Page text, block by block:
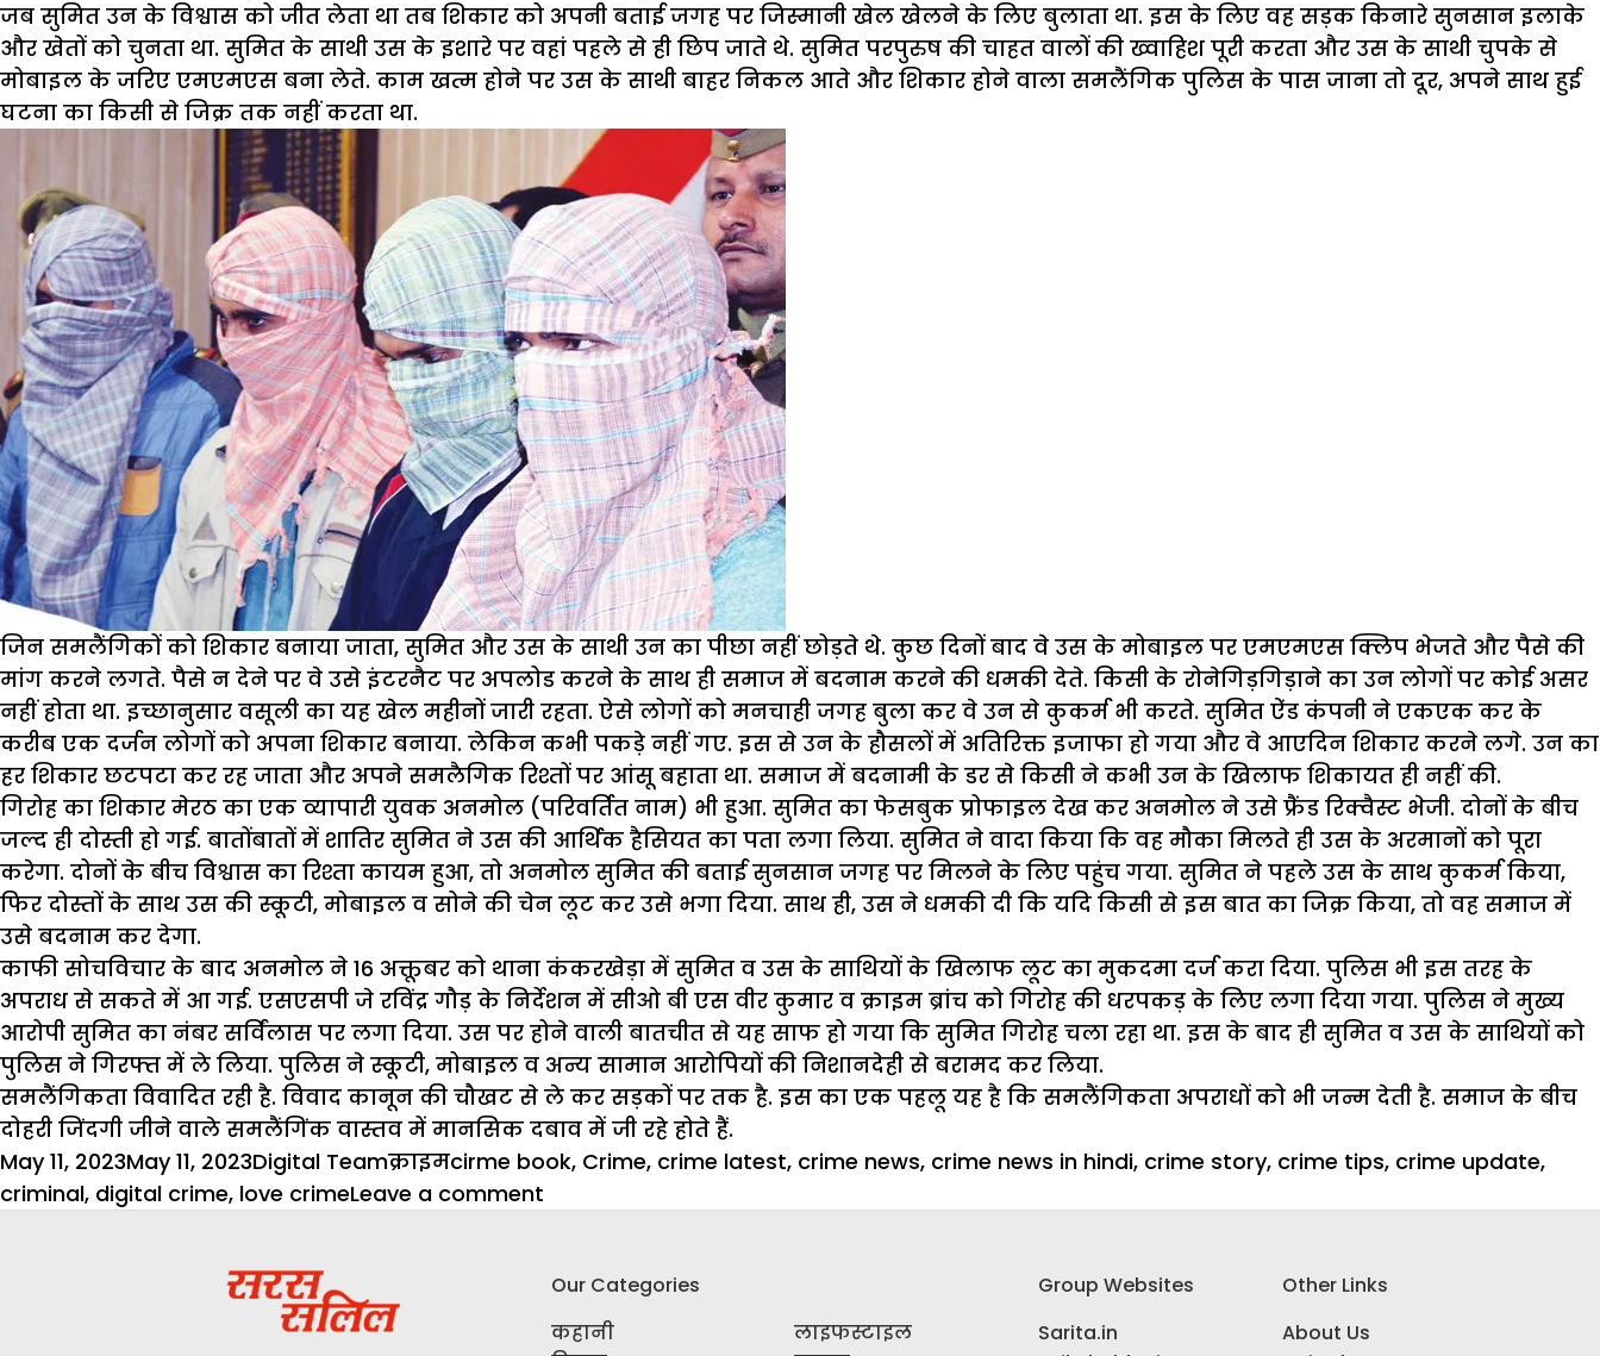
जब सुमित उन के विश्वास को जीत लेता था तब शिकार को अपनी बताई जगह पर जिस्मानी खेल खेलने के लिए बुलाता था. इस के लिए वह सड़क किनारे सुनसान इलाके
और खेतों को चुनता था. सुमित के साथी उस के इशारे पर वहां पहले से ही छिप जाते थे. सुमित परपुरुष की चाहत वालों की ख्वाहिश पूरी करता और उस के साथी चुपके से
मोबाइल के जरिए एमएमएस बना लेते. काम खत्म होने पर उस के साथी बाहर निकल आते और शिकार होने वाला समलैंगिक पुलिस के पास जाना तो दूर, अपने साथ हुई
घटना का किसी से जिक्र तक नहीं करता था.
जिन समलैंगिकों को शिकार बनाया जाता, सुमित और उस के साथी उन का पीछा नहीं छोड़ते थे. कुछ दिनों बाद वे उस के मोबाइल पर एमएमएस क्लिप भेजते और पैसे की
मांग करने लगते. पैसे न देने पर वे उसे इंटरनैट पर अपलोड करने के साथ ही समाज में बदनाम करने की धमकी देते. किसी के रोनेगिड़गिड़ाने का उन लोगों पर कोई असर
नहीं होता था. इच्छानुसार वसूली का यह खेल महीनों जारी रहता. ऐसे लोगों को मनचाही जगह बुला कर वे उन से कुकर्म भी करते. सुमित ऐंड कंपनी ने एकएक कर के
करीब एक दर्जन लोगों को अपना शिकार बनाया. लेकिन कभी पकड़े नहीं गए. इस से उन के हौसलों में अतिरिक्त इजाफा हो गया और वे आएदिन शिकार करने लगे. उन का
हर शिकार छटपटा कर रह जाता और अपने समलैगिक रिश्तों पर आंसू बहाता था. समाज में बदनामी के डर से किसी ने कभी उन के खिलाफ शिकायत ही नहीं की.
गिरोह का शिकार मेरठ का एक व्यापारी युवक अनमोल (परिवर्तित नाम) भी हुआ. सुमित का फेसबुक प्रोफाइल देख कर अनमोल ने उसे फ्रैंड रिक्वैस्ट भेजी. दोनों के बीच
जल्द ही दोस्ती हो गई. बातोंबातों में शातिर सुमित ने उस की आर्थिक हैसियत का पता लगा लिया. सुमित ने वादा किया कि वह मौका मिलते ही उस के अरमानों को पूरा
करेगा. दोनों के बीच विश्वास का रिश्ता कायम हुआ, तो अनमोल सुमित की बताई सुनसान जगह पर मिलने के लिए पहुंच गया. सुमित ने पहले उस के साथ कुकर्म किया,
फिर दोस्तों के साथ उस की स्कूटी, मोबाइल व सोने की चेन लूट कर उसे भगा दिया. साथ ही, उस ने धमकी दी कि यदि किसी से इस बात का जिक्र किया, तो वह समाज में
उसे बदनाम कर देगा.
काफी सोचविचार के बाद अनमोल ने 16 अक्तूबर को थाना कंकरखेड़ा में सुमित व उस के साथियों के खिलाफ लूट का मुकदमा दर्ज करा दिया. पुलिस भी इस तरह के
अपराध से सकते में आ गई. एसएसपी जे रविंद्र गौड़ के निर्देशन में सीओ बी एस वीर कुमार व क्राइम ब्रांच को गिरोह की धरपकड़ के लिए लगा दिया गया. पुलिस ने मुख्य
आरोपी सुमित का नंबर सर्विंलास पर लगा दिया. उस पर होने वाली बातचीत से यह साफ हो गया कि सुमित गिरोह चला रहा था. इस के बाद ही सुमित व उस के साथियों को
पुलिस ने गिरफ्त में ले लिया. पुलिस ने स्कूटी, मोबाइल व अन्य सामान आरोपियों की निशानदेही से बरामद कर लिया.
समलैंगिकता विवादित रही है. विवाद कानून की चौखट से ले कर सड़कों पर तक है. इस का एक पहलू यह है कि समलैंगिकता अपराधों को भी जन्म देती है. समाज के बीच
दोहरी जिंदगी जीने वाले समलैंगिंक वास्तव में मानसिक दबाव में जी रहे होते हैं.
Posted
on
May 11, 2023May 11, 2023Author
Digital TeamCategories
क्राइमTags
cirme book, Crime, crime latest, crime news, crime news in hindi, crime story, crime tips, crime update,
criminal, digital crime, love crimeLeave a comment
की
आड़
Our Categories
कहानी
लाइफस्टाइल
Group Websites
Sarita.in
Other Links
About Us